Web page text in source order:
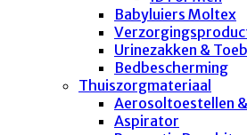
Babyluiers Moltex
Urinezakken &
Bedbescherming
Thuiszorgmateriaal
Aerosoltoestellen
Aspirator